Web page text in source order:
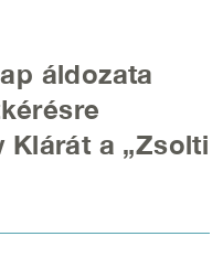
áldozata
a „Zsolti